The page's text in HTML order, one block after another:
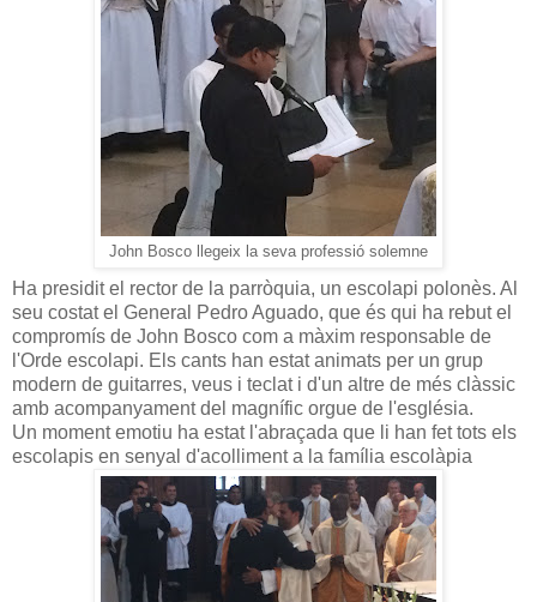
John Bosco llegeix la seva professió solemne
Ha presidit el rector de la parròquia, un escolapi polonès. Al
seu costat el General Pedro Aguado, que és qui ha rebut el
compromís de John Bosco com a màxim responsable de
l'Orde escolapi. Els cants han estat animats per un grup
modern de guitarres, veus i teclat i d'un altre de més clàssic
amb acompanyament del magnífic orgue de l'església.
Un moment emotiu ha estat l'abraçada que li han fet tots els
escolapis en senyal d'acolliment a la família escolàpia